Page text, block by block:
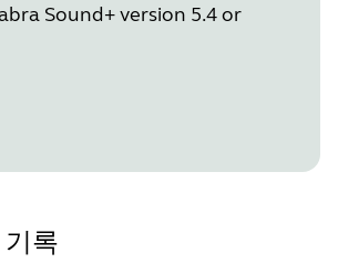
Sound+ version 5.4 or
록